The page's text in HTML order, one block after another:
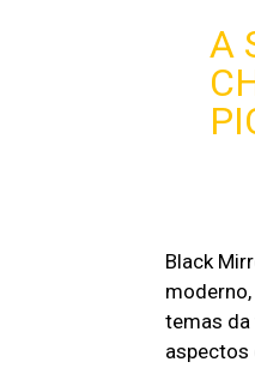
A
Black
temas
aspectos